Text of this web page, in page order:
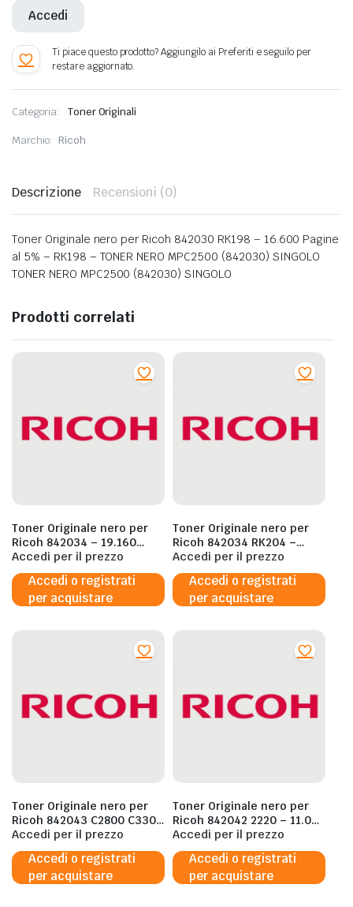
Accedi
Categoria: Toner Originali
Marchio: Ricoh
Descrizione Recensioni (0)
Toner Originale nero per Ricoh 842030 RK198 – 16.600 Pagine
al 5% – RK198 – TONER NERO MPC2500 (842030) SINGOLO
TONER NERO MPC2500 (842030) SINGOLO
Prodotti correlati
Toner Originale nero per
Ricoh 842034 – 19.160
Pagine al 5%
Accedi per il prezzo
Accedi o registrati
per acquistare
Toner Originale nero per
Ricoh 842034 RK204 –
19.160 Pagine al 5%
Accedi per il prezzo
Accedi o registrati
per acquistare
Toner Originale nero per
Ricoh 842043 C2800 C3300
– 16.660 Pagine al 5%
Accedi per il prezzo
Accedi o registrati
per acquistare
Toner Originale nero per
Ricoh 842042 2220 – 11.000
Pagine al 5%
Accedi per il prezzo
Accedi o registrati
per acquistare